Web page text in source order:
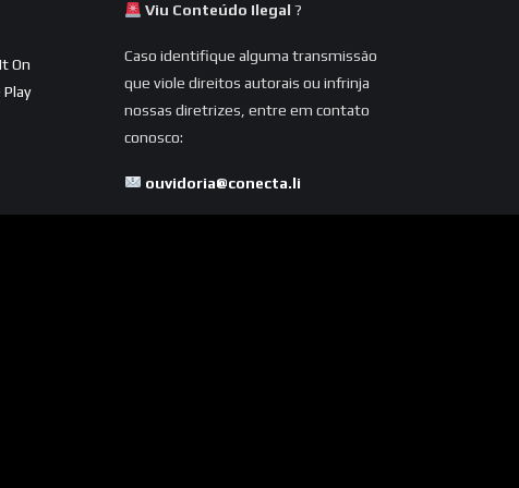
Viu Conteúdo Ilegal ?
Caso identifique alguma transmissão
que viole direitos autorais ou infrinja
nossas diretrizes, entre em contato
conosco:
ouvidoria@conecta.li